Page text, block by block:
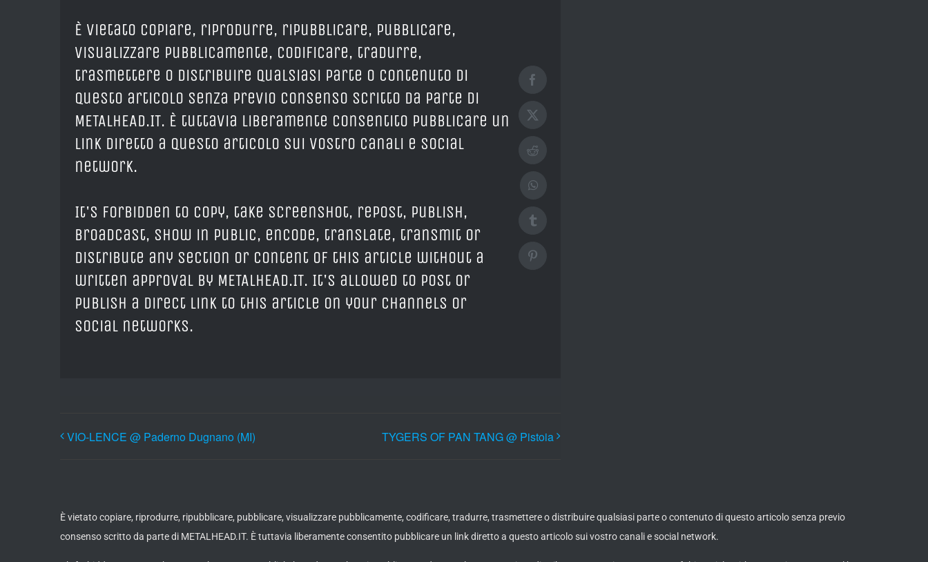
È vietato copiare, riprodurre, ripubblicare, pubblicare,
visualizzare pubblicamente, codificare, tradurre,
trasmettere o distribuire qualsiasi parte o contenuto di
questo articolo senza previo consenso scritto da parte di
METALHEAD.IT. È tuttavia liberamente consentito pubblicare un
link diretto a questo articolo sui vostro canali e social
network.
It's forbidden to copy, take screenshot, repost, publish,
broadcast, show in public, encode, translate, transmit or
distribute any section or content of this article without a
written approval by METALHEAD.IT. It's allowed to post or
publish a direct link to this article on your channels or
social networks.
Facebook
X
Reddit
WhatsApp
Tumblr
Pinterest
VIO-LENCE @ Paderno Dugnano (MI) TYGERS OF PAN TANG @ Pistoia
È vietato copiare, riprodurre, ripubblicare, pubblicare, visualizzare pubblicamente, codificare, tradurre, trasmettere o distribuire qualsiasi parte o contenuto di questo articolo senza previo
consenso scritto da parte di METALHEAD.IT. È tuttavia liberamente consentito pubblicare un link diretto a questo articolo sui vostro canali e social network.